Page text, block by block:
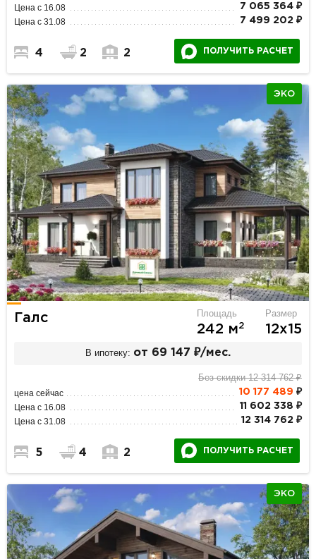
Цена с 16.08 7 065 364 ₽
Цена с 31.08 7 499 202 ₽
4 2 2 ПОЛУЧИТЬ РАСЧЕТ
ЭКО
Галс Площадь
242 м2
Размер
12х15
В ипотеку: от 69 147 ₽/мес.
Без скидки 12 314 762 ₽
цена сейчас 10 177 489 ₽
Цена с 16.08 11 602 338 ₽
Цена с 31.08 12 314 762 ₽
5 4 2 ПОЛУЧИТЬ РАСЧЕТ
ЭКО